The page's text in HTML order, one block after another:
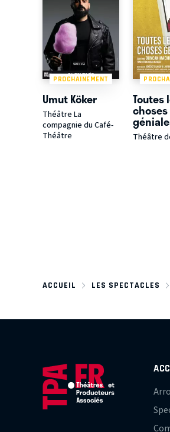
PROCHAINEMENT
Umut Köker
Théâtre La
compagnie du Café-
Théâtre
Toutes
choses
Théâtre
ACCUEIL LES SPECTACLES